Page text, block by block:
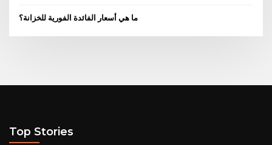
ما هي أسعار الفائدة الفورية للخزانة؟
Top Stories